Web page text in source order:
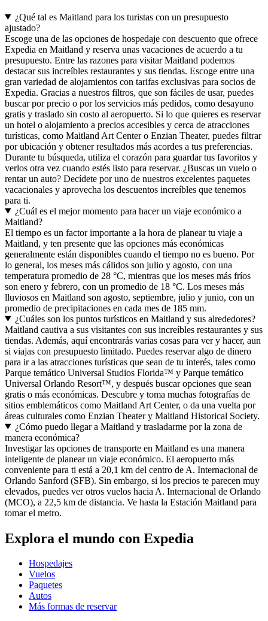
¿Qué tal es Maitland para los turistas con un presupuesto
ajustado?
Escoge una de las opciones de hospedaje con descuento que ofrece
Expedia en Maitland y reserva unas vacaciones de acuerdo a tu
presupuesto. Entre las razones para visitar Maitland podemos
destacar sus increíbles restaurantes y sus tiendas. Escoge entre una
gran variedad de alojamientos con tarifas exclusivas para socios de
Expedia. Gracias a nuestros filtros, que son fáciles de usar, puedes
buscar por precio o por los servicios más pedidos, como desayuno
gratis y traslado sin costo al aeropuerto. Si lo que quieres es reservar
un hotel o alojamiento a precios accesibles y cerca de atracciones
turísticas, como Maitland Art Center o Enzian Theater, puedes filtrar
por ubicación y obtener resultados más acordes a tus preferencias.
Durante tu búsqueda, utiliza el corazón para guardar tus favoritos y
verlos otra vez cuando estés listo para reservar. ¿Buscas un vuelo o
rentar un auto? Decídete por uno de nuestros excelentes paquetes
vacacionales y aprovecha los descuentos increíbles que tenemos
para ti.
¿Cuál es el mejor momento para hacer un viaje económico a
Maitland?
El tiempo es un factor importante a la hora de planear tu viaje a
Maitland, y ten presente que las opciones más económicas
generalmente están disponibles cuando el tiempo no es bueno. Por
lo general, los meses más cálidos son julio y agosto, con una
temperatura promedio de 28 °C, mientras que los meses más fríos
son enero y febrero, con un promedio de 18 °C. Los meses más
lluviosos en Maitland son agosto, septiembre, julio y junio, con un
promedio de precipitaciones en cada mes de 185 mm.
¿Cuáles son los puntos turísticos en Maitland y sus alrededores?
Maitland cautiva a sus visitantes con sus increíbles restaurantes y sus
tiendas. Además, aquí encontrarás varias cosas para ver y hacer, aun
si viajas con presupuesto limitado. Puedes reservar algo de dinero
para ir a las atracciones turísticas que sean de tu interés, tales como
Parque temático Universal Studios Florida™ y Parque temático
Universal Orlando Resort™, y después buscar opciones que sean
gratis o más económicas. Descubre y toma muchas fotografías de
sitios emblemáticos como Maitland Art Center, o da una vuelta por
áreas culturales como Enzian Theater y Maitland Historical Society.
¿Cómo puedo llegar a Maitland y trasladarme por la zona de
manera económica?
Investigar las opciones de transporte en Maitland es una manera
inteligente de planear un viaje económico. El aeropuerto más
conveniente para ti está a 20,1 km del centro de A. Internacional de
Orlando Sanford (SFB). Sin embargo, si los precios te parecen muy
elevados, puedes ver otros vuelos hacia A. Internacional de Orlando
(MCO), a 22,5 km de distancia. Ve hasta la Estación Maitland para
tomar el metro.
Explora el mundo con Expedia
Hospedajes
Vuelos
Paquetes
Autos
Más formas de reservar